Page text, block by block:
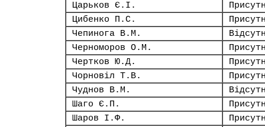
Царьков Є.І.
Цибенко П.С.
Чепинога В.М.
Черноморов О.М.
Чертков Ю.Д.
Чорновіл Т.В.
Чуднов В.М.
Шаго Є.П.
Шаров І.Ф.